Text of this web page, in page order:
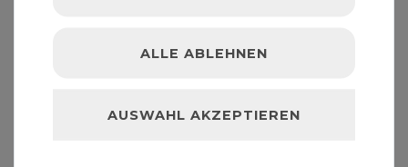
ALLE ABLEHNEN
AUSWAHL AKZEPTIEREN